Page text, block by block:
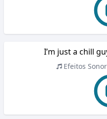
I’m just a chill
Efeitos